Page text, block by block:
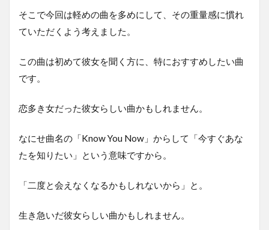
そこで今回は軽めの曲を多めにして、その重量感に慣れ
ていただくよう考えました。
この曲は初めて彼女を聞く方に、特におすすめしたい曲
です。
恋多き女だった彼女らしい曲かもしれません。
なにせ曲名の「Know You Now」からして「今すぐあな
たを知りたい」という意味ですから。
「二度と会えなくなるかもしれないから」と。
生き急いだ彼女らしい曲かもしれません。